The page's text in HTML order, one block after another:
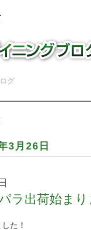
グ
3月26日
ラ出荷始ま
た！